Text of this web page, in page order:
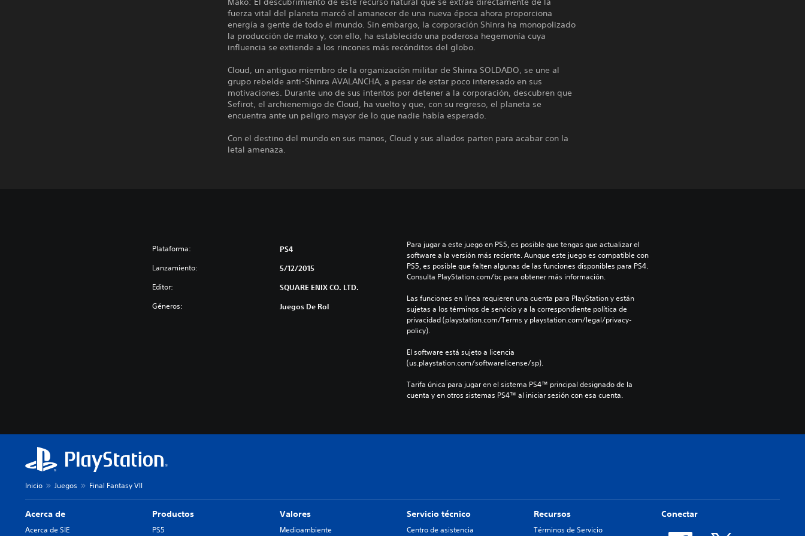
fuerza vital del planeta marcó el amanecer de una nueva época ahora proporciona
energía a gente de todo el mundo. Sin embargo, la corporación Shinra ha monopolizado
la producción de mako y, con ello, ha establecido una poderosa hegemonía cuya
influencia se extiende a los rincones más recónditos del globo.
Cloud, un antiguo miembro de la organización militar de Shinra SOLDADO, se une al
grupo rebelde anti-Shinra AVALANCHA, a pesar de estar poco interesado en sus
motivaciones. Durante uno de sus intentos por detener a la corporación, descubren que
Sefirot, el archienemigo de Cloud, ha vuelto y que, con su regreso, el planeta se
encuentra ante un peligro mayor de lo que nadie había esperado.
Con el destino del mundo en sus manos, Cloud y sus aliados parten para acabar con la
letal amenaza.
Plataforma: PS4
Lanzamiento: 5/12/2015
Editor: SQUARE ENIX CO. LTD.
Géneros: Juegos De Rol
Para jugar a este juego en PS5, es posible que tengas que actualizar el
software a la versión más reciente. Aunque este juego es compatible con
PS5, es posible que falten algunas de las funciones disponibles para PS4.
Consulta PlayStation.com/bc para obtener más información.
Las funciones en línea requieren una cuenta para PlayStation y están
sujetas a los términos de servicio y a la correspondiente política de
privacidad (playstation.com/Terms y playstation.com/legal/privacy-
policy).
El software está sujeto a licencia
(us.playstation.com/softwarelicense/sp).
Tarifa única para jugar en el sistema PS4™ principal designado de la
cuenta y en otros sistemas PS4™ al iniciar sesión con esa cuenta.
Inicio Juegos Final Fantasy VII
Acerca de
Acerca de SIE
Productos
PS5
Valores
Medioambiente
Servicio técnico
Centro de asistencia
Recursos
Términos de Servicio
Conectar